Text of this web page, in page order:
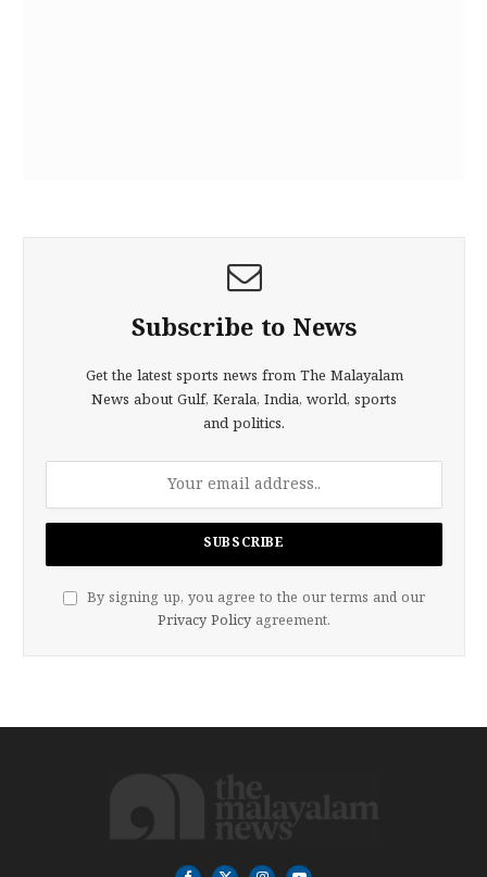
Subscribe to News
Get the latest sports news from The Malayalam
News about Gulf, Kerala, India, world, sports
and politics.
By signing up, you agree to the our terms and our
Privacy Policy agreement.